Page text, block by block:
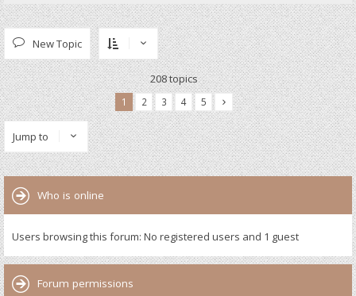
New Topic
208 topics
1 2 3 4 5
Jump to
Who is online
Users browsing this forum: No registered users and 1 guest
Forum permissions